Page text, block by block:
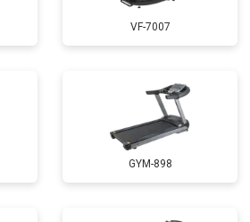
VF-7007
GYM-898